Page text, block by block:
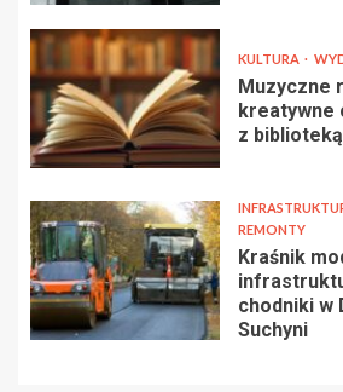
KULTURA
Muzyczne
kreatywne
z
REMONTY
Kraśnik
chodniki w
Suchyni